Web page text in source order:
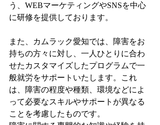
う、WEBマーケティングやSNSを中心
に研修を提供しております。
また、カムラック愛知では、障害をお
持ちの方々に対し、一人ひとりに合わ
せたカスタマイズしたプログラムで一
般就労をサポートいたします。これ
は、障害の程度や種類、環境などによ
って必要なスキルやサポートが異なる
ことを考慮したものです。